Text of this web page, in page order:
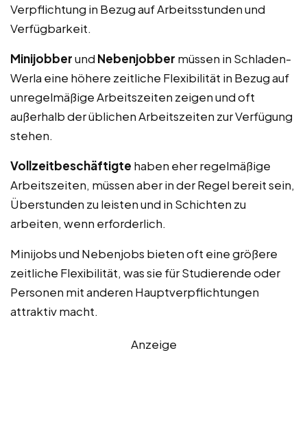
Verpflichtung in Bezug auf Arbeitsstunden und
Verfügbarkeit.
Minijobberund Nebenjobber müssen in Schladen-
Werla eine höhere zeitliche Flexibilität in Bezug auf
unregelmäßige Arbeitszeiten zeigen und oft
außerhalb der üblichen Arbeitszeiten zur Verfügung
stehen.
Vollzeitbeschäftigte haben eher regelmäßige
Arbeitszeiten, müssen aber in der Regel bereit sein,
Überstunden zu leisten und in Schichten zu
arbeiten, wenn erforderlich.
Minijobs und Nebenjobs bieten oft eine größere
zeitliche Flexibilität, was sie für Studierende oder
Personen mit anderen Hauptverpflichtungen
attraktiv macht.
Anzeige